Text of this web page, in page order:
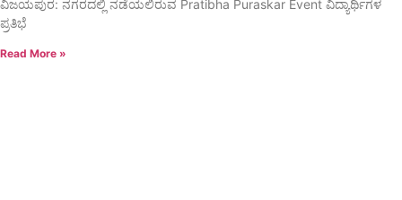
ವಿಜಯಪುರ: ನಗರದಲ್ಲಿ ನಡೆಯಲಿರುವ Pratibha Puraskar Event ವಿದ್ಯಾರ್ಥಿಗಳ
ಪ್ರತಿಭೆ
Read More »